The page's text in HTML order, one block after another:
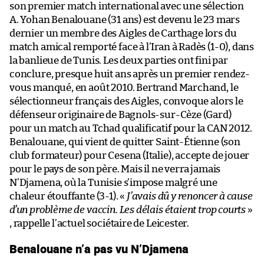
son premier match international avec une sélection
A. Yohan Benalouane (31 ans) est devenu le 23 mars
dernier un membre des Aigles de Carthage lors du
match amical remporté face à l’Iran à Radès (1-0), dans
la banlieue de Tunis. Les deux parties ont fini par
conclure, presque huit ans après un premier rendez-
vous manqué, en août 2010. Bertrand Marchand, le
sélectionneur français des Aigles, convoque alors le
défenseur originaire de Bagnols-sur-Cèze (Gard)
pour un match au Tchad qualificatif pour la CAN 2012.
Benalouane, qui vient de quitter Saint-Étienne (son
club formateur) pour Cesena (Italie), accepte de jouer
pour le pays de son père. Mais il ne verra jamais
N’Djamena, où la Tunisie s’impose malgré une
chaleur étouffante (3-1). « J’avais dû y renoncer à cause
d’un problème de vaccin. Les délais étaient trop courts »
, rappelle l’actuel sociétaire de Leicester.
Benalouane n’a pas vu N’Djamena